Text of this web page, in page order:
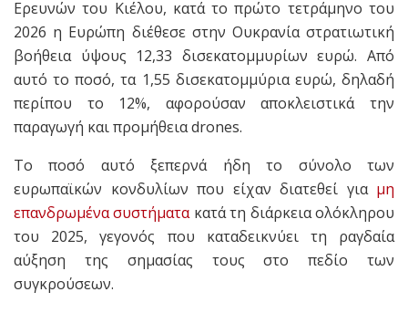
Ερευνών του Κιέλου, κατά το πρώτο τετράμηνο του
2026 η Ευρώπη διέθεσε στην Ουκρανία στρατιωτική
βοήθεια ύψους 12,33 δισεκατομμυρίων ευρώ. Από
αυτό το ποσό, τα 1,55 δισεκατομμύρια ευρώ, δηλαδή
περίπου το 12%, αφορούσαν αποκλειστικά την
παραγωγή και προμήθεια drones.
Το ποσό αυτό ξεπερνά ήδη το σύνολο των
ευρωπαϊκών κονδυλίων που είχαν διατεθεί για μη
επανδρωμένα συστήματακατά τη διάρκεια ολόκληρου
του 2025, γεγονός που καταδεικνύει τη ραγδαία
αύξηση της σημασίας τους στο πεδίο των
συγκρούσεων.